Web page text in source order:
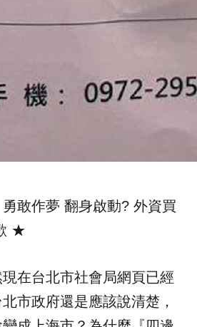
敢作夢 翻身啟動? 外資買
★
在台北市社會局網頁已經
市政府還是應該說清楚，